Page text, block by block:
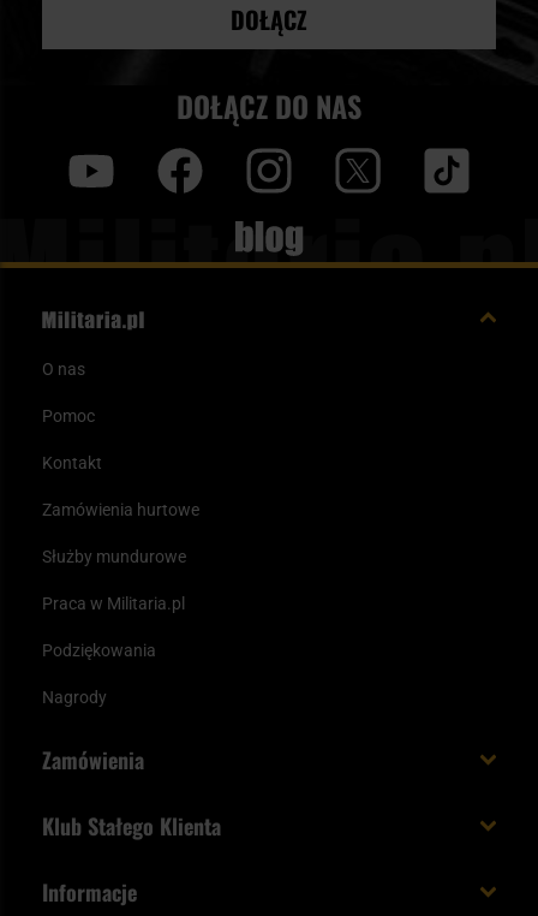
DOŁĄCZ
DOŁĄCZ DO NAS
Blog
O nas
Pomoc
Kontakt
Zamówienia hurtowe
Służby mundurowe
Praca w Militaria.pl
Podziękowania
Nagrody
Zamówienia
Paczka w weekend
Klub Stałego Klienta
Informacje